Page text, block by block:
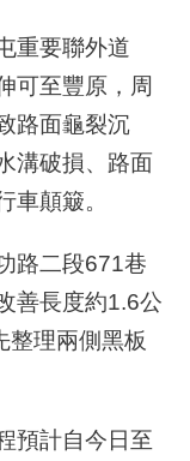
重要聯外道
可至豐原，周
路面龜裂沉
溝破損、路面
車顛簸。
路二段671巷
善長度約1.6公
整理兩側黑板
預計自今日至